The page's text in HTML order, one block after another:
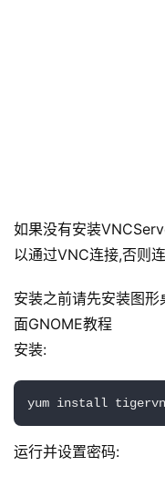
如果没有安装
以通过VNC连接,否则
安装之前请先安装图
面GNOME教程
安装:
yum install
运行并设置密码: